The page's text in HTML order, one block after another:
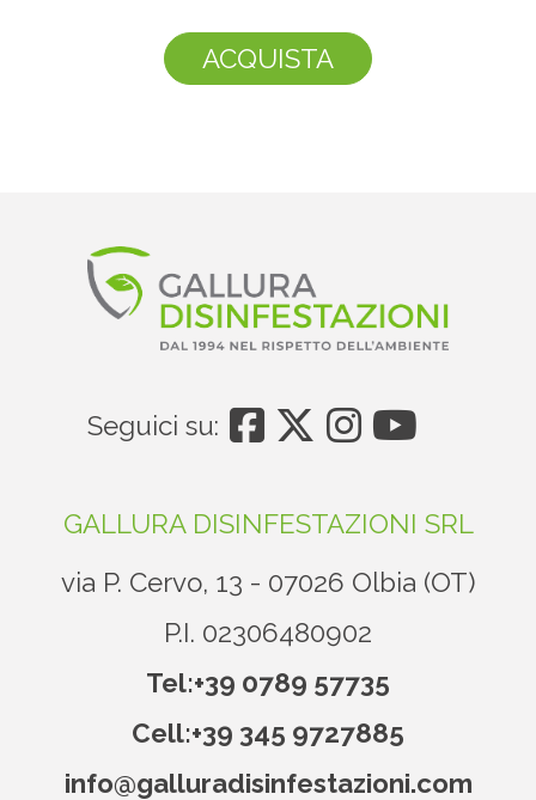
ACQUISTA
Seguici su:
GALLURA DISINFESTAZIONI SRL
via P. Cervo, 13 - 07026 Olbia (OT)
P.I. 02306480902
Tel:+39 0789 57735
Cell:+39 345 9727885
info@galluradisinfestazioni.com